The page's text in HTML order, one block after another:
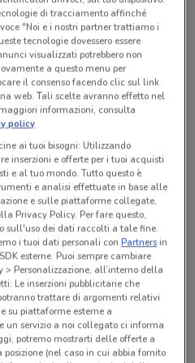
negozio
di tracciamento affinché
"Noi e i nostri partner trattiamo i
tecnologie dovessero essere
visualizzati potrebbero non
a questo menu per
il consenso facendo clic sul link
web. Tali scelte avranno effetto nel
informazioni, consulta
policy
ai tuoi bisogni: Utilizzando
inserzioni e offerte per i tuoi acquisti
e al tuo mondo. Tutto questo è
e analisi effettuate in base alle
e sulle piattaforme collegate,
Privacy Policy. Per fare questo,
sull'uso dei dati raccolti a tale fine.
i tuoi dati personali conPartnersin
esterne. Puoi sempre cambiare
Personalizzazione, all’interno della
Le inserzioni pubblicitarie che
trattare di argomenti relativi
su piattaforme esterne a
un servizio a noi collegato ci informa
potremo mostrarti delle offerte a
(nel caso in cui abbia fornito